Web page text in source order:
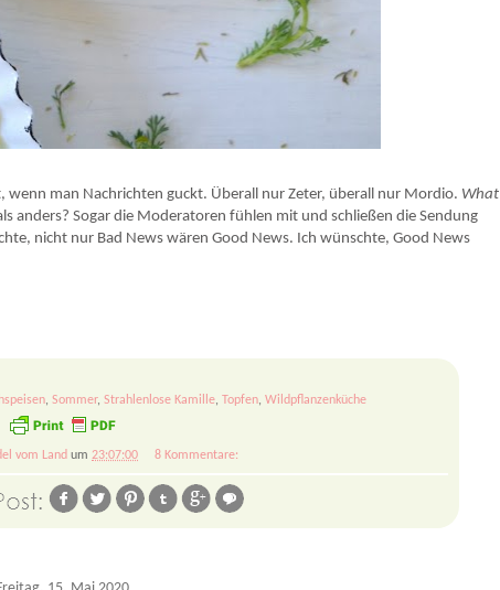
wenn man Nachrichten guckt. Überall nur Zeter, überall nur Mordio. What
anders? Sogar die Moderatoren fühlen mit und schließen die Sendung
nicht nur Bad News wären Good News. Ich wünschte, Good News
, Sommer, Strahlenlose Kamille, Topfen, Wildpflanzenküche
vom Land um 23:07:00 8 Kommentare: